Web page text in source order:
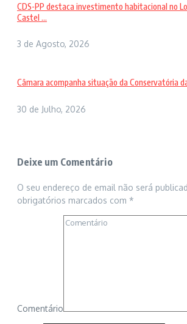
CDS-PP destaca investimento habitacional no
Castel ...
3 de Agosto, 2026
Câmara acompanha situação da Conservatória
30 de Julho, 2026
Deixe um Comentário
O seu endereço de email não será
obrigatórios marcados com *
Comentário